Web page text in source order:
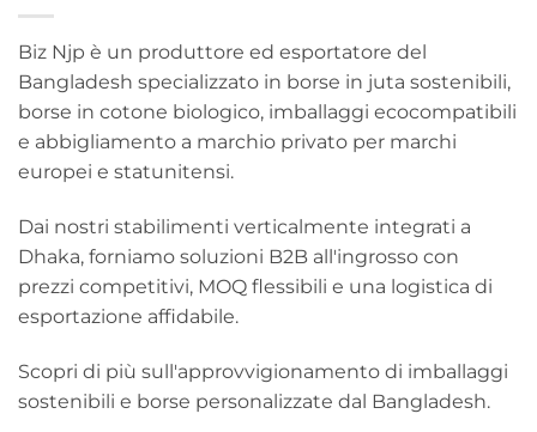
Biz Njp è un produttore ed esportatore del
Bangladesh specializzato in borse in juta sostenibili,
borse in cotone biologico, imballaggi ecocompatibili
e abbigliamento a marchio privato per marchi
europei e statunitensi.
Dai nostri stabilimenti verticalmente integrati a
Dhaka, forniamo soluzioni B2B all'ingrosso con
prezzi competitivi, MOQ flessibili e una logistica di
esportazione affidabile.
Scopri di più sull'approvvigionamento di imballaggi
sostenibili e borse personalizzate dal Bangladesh.